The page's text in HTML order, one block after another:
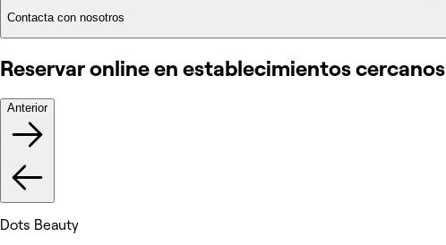
Contacta con nosotros
Reservar online en establecimientos cercanos
Anterior
Dots Beauty